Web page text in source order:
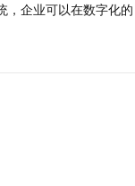
，企业可以在数字化的